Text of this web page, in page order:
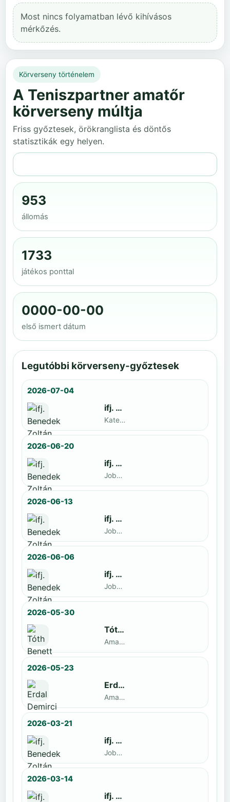
Most nincs folyamatban lévő kihívásos
mérkőzés.
Körverseny történelem
A Teniszpartner amatőr
körverseny múltja
Friss győztesek, örökranglista és döntős
statisztikák egy helyen.
953
állomás
1733
játékos ponttal
0000-00-00
első ismert dátum
Legutóbbi körverseny-győztesek
2026-07-04
ifj. Benedek Zoltán
Kategoria1 neve · döntős: Lajkó Hunor
2026-06-20
ifj. Benedek Zoltán
Jobbak · döntős: Szatmári István
2026-06-13
ifj. Benedek Zoltán
Jobbak · döntős: Kende Mátyás
2026-06-06
ifj. Benedek Zoltán
Jobbak · döntős: Marko Novkov
2026-05-30
Tóth Benett
Amatőr · döntős: ifj. Benedek Zoltán
2026-05-23
Erdal Demirci
Amatőr · döntős: Enyedi Gergely
2026-03-21
ifj. Benedek Zoltán
Jobbak · döntős: Szatmári István
2026-03-14
ifj. Benedek Zoltán